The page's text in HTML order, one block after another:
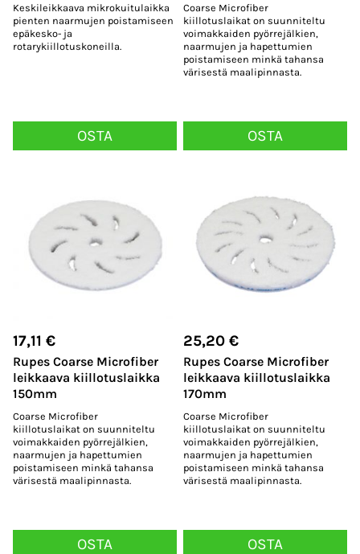
Keskileikkaava mikrokuitulaikka
pienten naarmujen poistamiseen
epäkesko- ja
rotarykiillotuskoneilla.
OSTA
Coarse Microfiber
kiillotuslaikat on suunniteltu
voimakkaiden pyörrejälkien,
naarmujen ja hapettumien
poistamiseen minkä tahansa
värisestä maalipinnasta.
OSTA
17,11 €
Rupes Coarse Microfiber
leikkaava kiillotuslaikka
150mm
Coarse Microfiber
kiillotuslaikat on suunniteltu
voimakkaiden pyörrejälkien,
naarmujen ja hapettumien
poistamiseen minkä tahansa
värisestä maalipinnasta.
OSTA
25,20 €
Rupes Coarse Microfiber
leikkaava kiillotuslaikka
170mm
Coarse Microfiber
kiillotuslaikat on suunniteltu
voimakkaiden pyörrejälkien,
naarmujen ja hapettumien
poistamiseen minkä tahansa
värisestä maalipinnasta.
OSTA